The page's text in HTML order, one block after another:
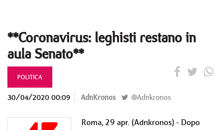
**Coronavirus: leghisti restano in
aula Senato**
POLITICA
30/04/2020 00:09 AdnKronos @Adnkronos
Roma, 29 apr. (Adnkronos) - Dopo